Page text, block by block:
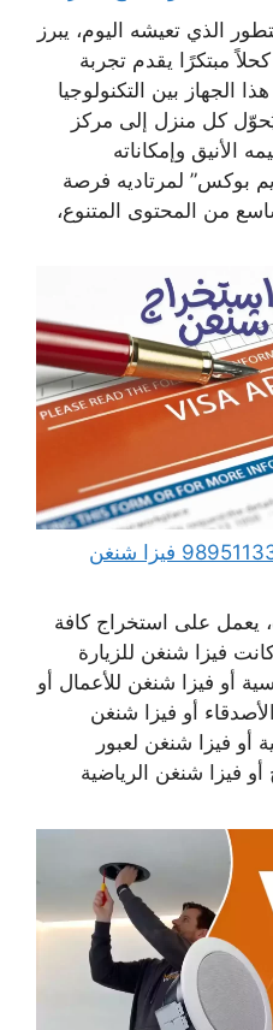
الذي تعيشه اليوم، يبرز
مبتكرًا يقدم تجربة
الجهاز بين التكنولوجيا
كل منزل إلى مركز
الأنيق وإمكاناته
بوكس” لمرتاديه فرصة
من المحتوى المتنوع،
مكتب استخراج فيزا شنغن 98951133 فيزا شنغن
يعمل على استخراج كافة
فيزا شنغن للزيارة
أو فيزا شنغن للأعمال أو
أو فيزا شنغن
أو فيزا شنغن لعبور
أو فيزا شنغن الرياضية